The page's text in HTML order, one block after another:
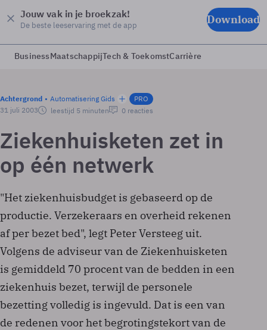
Jouw vak in je broekzak!
De beste leeservaring met de app Download
BusinessMaatschappijTech & ToekomstCarrière
Achtergrond Automatisering Gids
PRO
31 juli 2003
leestijd 5 minuten 0 reacties
Ziekenhuisketen zet in
op één netwerk
"Het ziekenhuisbudget is gebaseerd op de
productie. Verzekeraars en overheid rekenen
af per bezet bed", legt Peter Versteeg uit.
Volgens de adviseur van de Ziekenhuisketen
is gemiddeld 70 procent van de bedden in een
ziekenhuis bezet, terwijl de personele
bezetting volledig is ingevuld. Dat is een van
de redenen voor het begrotingstekort van de